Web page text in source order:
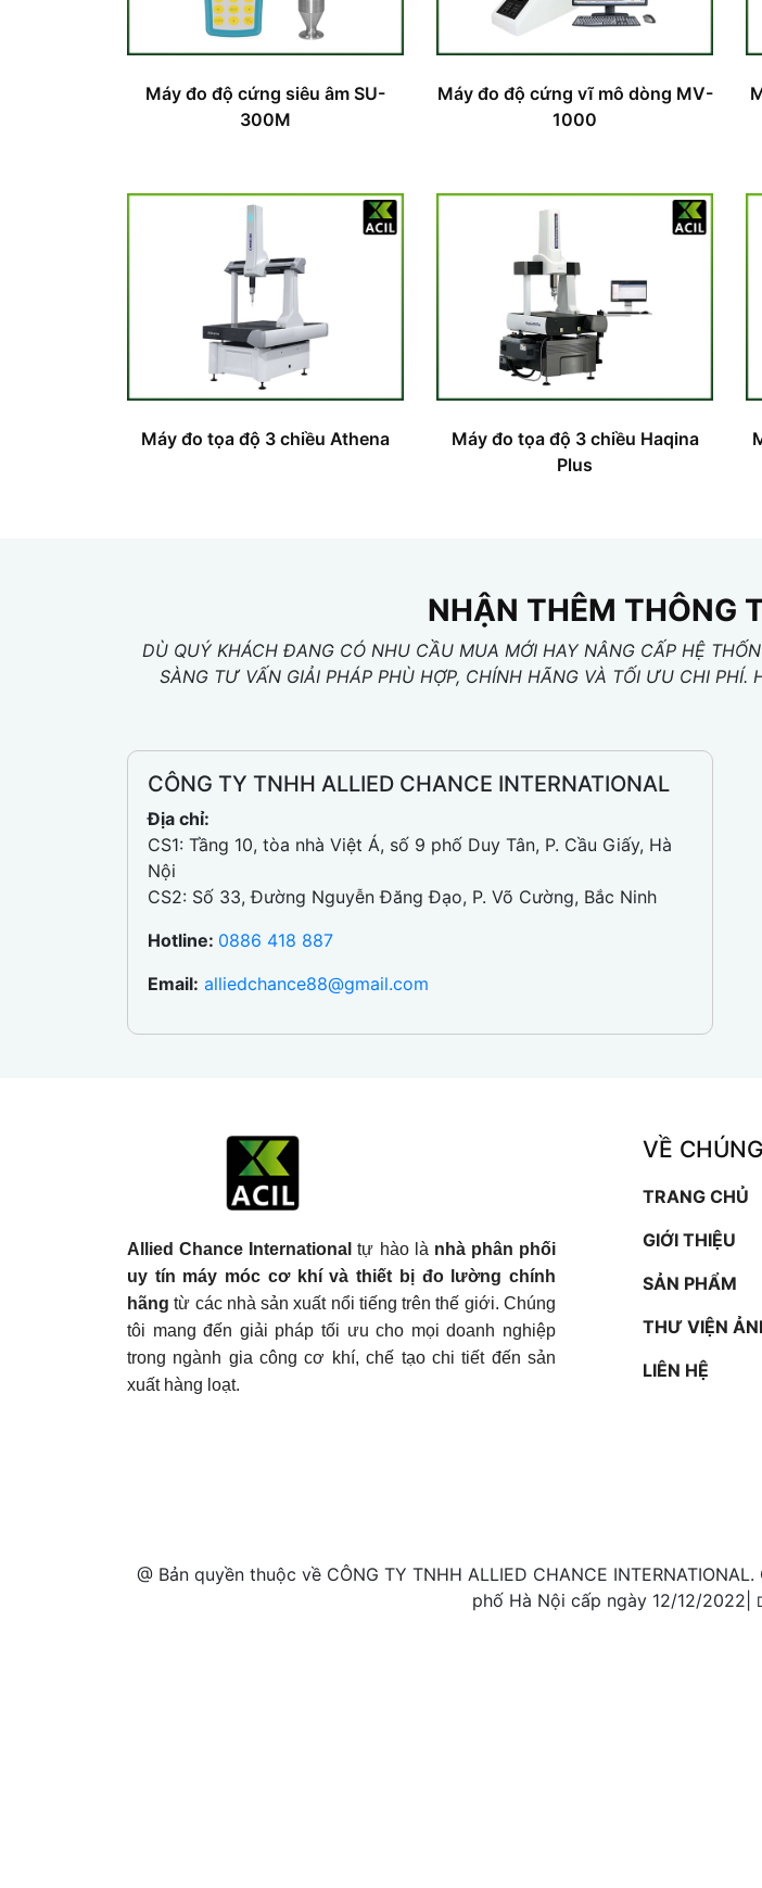
Máy đo độ cứng siêu âm SU-
300M
Máy đo độ cứng vĩ mô dòng MV-
1000
Máy đo tọa độ 3 chiều Athena
Máy đo tọa độ 3 chiều Haqina
Plus
NHẬN THÊM THÔNG
DÙ QUÝ KHÁCH ĐANG CÓ NHU CẦU MUA MỚI HAY NÂNG CẤP HỆ
SÀNG TƯ VẤN GIẢI PHÁP PHÙ HỢP, CHÍNH HÃNG VÀ TỐI ƯU CHI
CÔNG TY TNHH ALLIED CHANCE INTERNATIONAL
Địa chỉ:
CS1: Tầng 10, tòa nhà Việt Á, số 9 phố Duy Tân, P. Cầu Giấy, Hà
Nội
CS2: Số 33, Đường Nguyễn Đăng Đạo, P. Võ Cường, Bắc Ninh
Hotline: 0886 418 887
Email: alliedchance88@gmail.com
Allied Chance International tự hào là nhà phân phối
uy tín máy móc cơ khí và thiết bị đo lường chính
hãngtừ các nhà sản xuất nổi tiếng trên thế giới. Chúng
tôi mang đến giải pháp tối ưu cho mọi doanh nghiệp
trong ngành gia công cơ khí, chế tạo chi tiết đến sản
xuất hàng loạt.
VỀ
TRANG CHỦ
GIỚI THIỆU
SẢN PHẨM
THƯ VIỆN
LIÊN HỆ
@ Bản quyền thuộc về CÔNG TY TNHH ALLIED CHANCE
phố Hà Nội cấp ngày 12/12/2022|